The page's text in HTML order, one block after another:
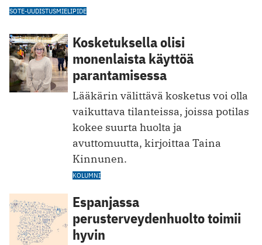
SOTE-UUDISTUSMIELIPIDE
Kosketuksella olisi
monenlaista käyttöä
parantamisessa
Lääkärin välittävä kosketus voi olla
vaikuttava tilanteissa, joissa potilas
kokee suurta huolta ja
avuttomuutta, kirjoittaa Taina
Kinnunen.
KOLUMNI
Espanjassa
perusterveydenhuolto toimii
hyvin